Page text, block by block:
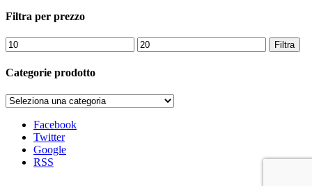
Filtra per prezzo
Prezzo
Min
Prezzo
Max
Filtra
Categorie prodotto
Facebook
Twitter
Google
RSS